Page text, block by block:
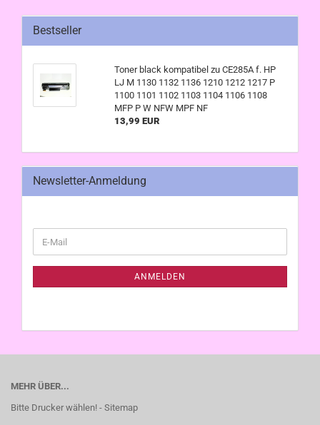
Bestseller
Toner black kompatibel zu CE285A f. HP
LJ M 1130 1132 1136 1210 1212 1217 P
1100 1101 1102 1103 1104 1106 1108
MFP P W NFW MPF NF
13,99 EUR
Newsletter-Anmeldung
ZUR
E-
Mail
ANMELDEN
MEHR ÜBER...
Bitte Drucker wählen! - Sitemap